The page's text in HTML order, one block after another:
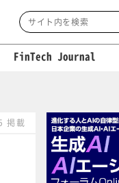
FinTech Journal
掲載